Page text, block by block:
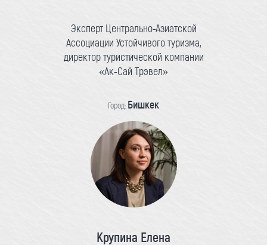
Эксперт Центрально-Азиатской
Ассоциации Устойчивого туризма,
директор туристической компании
«Ак-Сай Трэвел»
Город: Бишкек
Крупина Елена